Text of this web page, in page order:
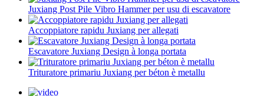
Juxiang Post Pile Vibro Hammer per usu di escavatore
Accoppiatore rapidu Juxiang per allegati
Escavatore Juxiang Design à longa portata
Trituratore primariu Juxiang per béton è metallu